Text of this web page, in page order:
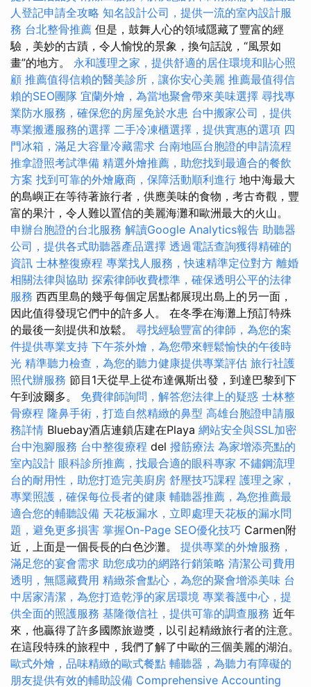
人登記申請全攻略 知名設計公司，提供一流的室內設計服
務 台北整骨推薦 但是，鼓舞人心的領域隱藏了豐富的經
驗，美妙的古蹟，令人愉悅的景象，換句話說，“風景如
畫”的地方。 永和護理之家，提供舒適的居住環境和貼心照
顧 推薦值得信賴的醫美診所，讓你安心美麗 推薦最值得信
賴的SEO團隊 宜蘭外燴，為當地聚會帶來美味選擇 尋找專
業防水服務，確保您的房屋免於水患 台中搬家公司，提供
專業搬遷服務的選擇 二手冷凍櫃選擇，提供實惠的選項 四
門冰箱，滿足大容量冷藏需求 台南地區台胞證的申請流程
推拿證照考試準備 精選外燴推薦，助您找到最適合的餐飲
方案 找到可靠的外燴廠商，保障活動順利進行 地中海最大
的島嶼正在等待著旅行者，供應美味的食物，考古奇觀，豐
富的果汁，令人難以置信的美麗海灘和歐洲最大的火山。
申辦台胞證的台北服務 解讀Google Analytics報告 助聽器
公司，提供各式助聽器產品選擇 透過電話查詢獲得精確的
資訊 士林整復療程 專業找人服務，快速精準定位對方 離婚
相關法律與協助 探索律師收費標準，確保透明公平的法律
服務 西西里島的幾乎每個定居點都展現出島上的另一面，
因此值得發現它們中的許多人。 在冬季在海灘上預訂特殊
的最後一刻提供和放鬆。 尋找經驗豐富的律師，為您的案
件提供專業支持 下午茶外燴，為您帶來輕鬆愉快的午後時
光 精準聽力檢查，為您的聽力健康提供專業評估 旅行社護
照代辦服務 節目1天從早上從布達佩斯出發，到達巴黎到下
午到波爾多。 免費律師詢問，解答您法律上的疑惑 士林整
骨療程 隆鼻手術，打造自然精緻的鼻型 高雄台胞證申請服
務詳情 Bluebay酒店連鎖店建在Playa 網站安全與SSL加密
台中泡腳服務 台中整復療程 del 撥筋療法 為家增添亮點的
室內設計 眼科診所推薦，找最合適的眼科專家 不鏽鋼流理
台的耐用性，助您打造完美廚房 舒壓技巧課程 護理之家，
專業照護，確保每位長者的健康 輔聽器推薦，為您推薦最
適合您的輔聽設備 天花板漏水，立即處理天花板的漏水問
題，避免更多損害 掌握On-Page SEO優化技巧 Carmen附
近，上面是一個長長的白色沙灘。 提供專業的外燴服務，
滿足您的宴會需求 助您成功的網路行銷策略 清潔公司費用
透明，無隱藏費用 精緻茶會點心，為您的聚會增添美味 台
中居家清潔，為您打造乾淨的家居環境 專業養護中心，提
供全面的照護服務 基隆徵信社，提供可靠的調查服務 近年
來，他贏得了許多國際旅遊獎，以引起精緻旅行者的注意。
在這段特殊的旅程中，我們了解了中歐的三個美麗的湖泊。
歐式外燴，品味精緻的歐式餐點 輔聽器，為聽力有障礙的
朋友提供有效的輔助設備 Comprehensive Accounting